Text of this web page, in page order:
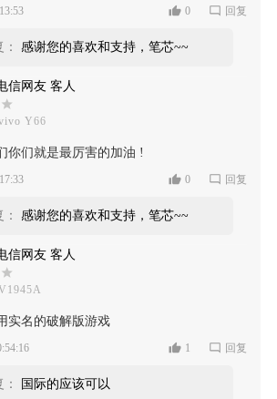
0 回复
感谢您的喜欢和支持，笔芯~~
信网友 客人
Y66
你们就是最厉害的加油 !
0 回复
感谢您的喜欢和支持，笔芯~~
信网友 客人
实名的破解版游戏
1 回复
国际的应该可以